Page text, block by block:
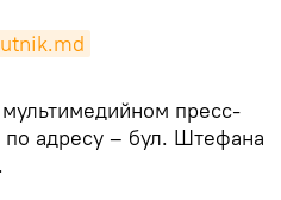
пресс-
адресу – бул. Штефана